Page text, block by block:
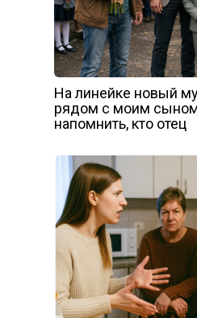
На линейке новый
рядом с моим
напомнить, кто отец